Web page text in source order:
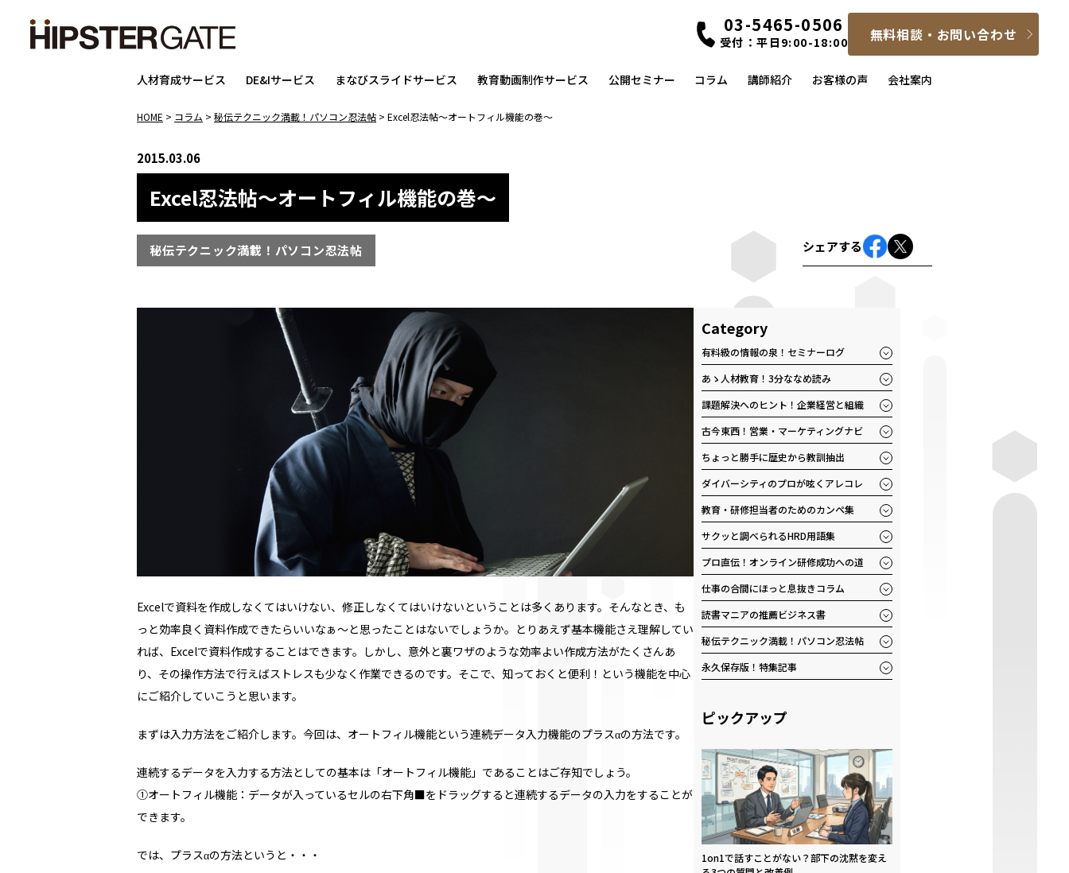
03-5465-0506
受付：平日9:00-18:00 無料相談・お問い合わせ
人材育成サービス DE&Iサービス まなびスライドサービス 教育動画制作サービス 公開セミナー コラム 講師紹介 お客様の声 会社案内
HOME > コラム > 秘伝テクニック満載！パソコン忍法帖 > Excel忍法帖～オートフィル機能の巻～
2015.03.06
Excel忍法帖～オートフィル機能の巻～
秘伝テクニック満載！パソコン忍法帖 シェアする
Excelで資料を作成しなくてはいけない、修正しなくてはいけないということは多くあります。そんなとき、も
っと効率良く資料作成できたらいいなぁ～と思ったことはないでしょうか。とりあえず基本機能さえ理解してい
れば、Excelで資料作成することはできます。しかし、意外と裏ワザのような効率よい作成方法がたくさんあ
り、その操作方法で行えばストレスも少なく作業できるのです。そこで、知っておくと便利！という機能を中心
にご紹介していこうと思います。
まずは入力方法をご紹介します。今回は、 オートフィル機能という連続データ入力機能のプラスαの方法です。
連続するデータを入力する方法としての基本は「オートフィル機能」であることはご存知でしょう。
①オートフィル機能：データが入っているセルの右下角■をドラッグすると連続するデータの入力をすることが
できます。
では、プラスαの方法というと・・・
Category
有料級の情報の泉！セミナーログ
あゝ人材教育！3分ななめ読み
課題解決へのヒント！企業経営と組織
古今東西！営業・マーケティングナビ
ちょっと勝手に歴史から教訓抽出
ダイバーシティのプロが呟くアレコレ
教育・研修担当者のためのカンペ集
サクッと調べられるHRD用語集
プロ直伝！オンライン研修成功への道
仕事の合間にほっと息抜きコラム
読書マニアの推薦ビジネス書
秘伝テクニック満載！パソコン忍法帖
永久保存版！特集記事
ピックアップ
1on1で話すことがない？部下の沈黙を変え